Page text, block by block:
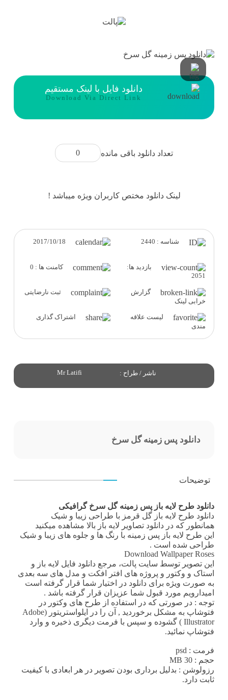
دانلود فایل با لینک مستقیم
Download Via Direct Link
تعداد دانلود باقی مانده 0
لینک دانلود مختص کاربران ویژه میباشد !
شناسه : 2440
بازدید ها:
2051
کامنت ها : 0
گزارش
خرابی لینک
ثبت نارضایتی
لیست علاقه
مندی
اشتراک گذاری
ناشر / طراح : Mr Latifi
دانلود پس زمینه گل سرخ
توضیحات
دانلود طرح لایه باز پس زمینه گل سرخ گرافیکی
دانلود طرح لایه باز گل قرمز با طراحی زیبا و شیک
همانطور که در دانلود تصاویر لایه باز بالا مشاهده میکنید
این طرح لایه باز پس زمینه با رنگ ها و جلوه های زیبا و شیک
طراحی شده است .
Download Wallpaper Roses
این تصویر توسط سایت پالت، مرجع دانلود فایل لایه باز و
استاک و وکتور و پروژه های افتر افکت و مدل های سه بعدی
به صورت ویژه برای دانلود در اختیار شما قرار گرفته است
امیدارویم مورد قبول شما عزیزان قرار گرفته باشد .
توجه : در صورتی که در استفاده از طرح های وکتور در
فتوشاپ به مشکل برخوردید , آن را در ایلواستریتور (Adobe
Illustrator ) گشوده و سپس با فرمت دیگری ذخیره و وارد
فتوشاپ نمائید.
فرمت : psd
حجم : 30 MB
رزولوشن : بدلیل برداری بودن تصویر در هر ابعادی با کیفیت
ثابت دارد.